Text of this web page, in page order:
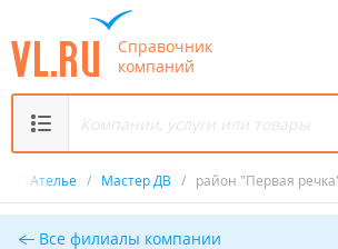
Справочник
компаний
Ателье / Мастер ДВ / район "Первая
Все филиалы компании